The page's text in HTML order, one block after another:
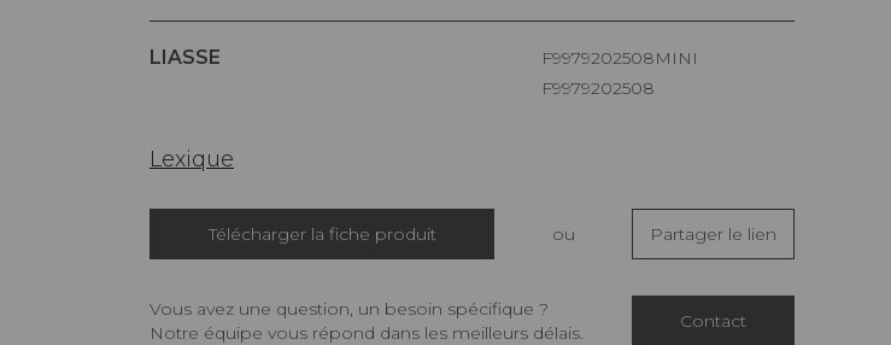
LIASSE
F9979202508MINI
F9979202508
Lexique
Télécharger la fiche produit ou Partager le lien
Vous avez une question, un besoin spécifique ?
Notre équipe vous répond dans les meilleurs délais.
Contact